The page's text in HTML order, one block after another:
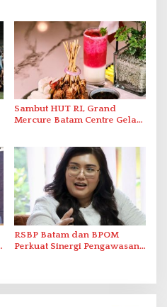
Sambut HUT RI, Grand
Mercure Batam Centre Gelar
RSBP Batam dan BPOM
Perkuat Sinergi Pengawasan